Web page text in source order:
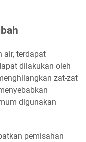
air, terdapat
dilakukan oleh
zat-zat
digunakan
pemisahan